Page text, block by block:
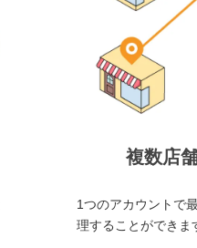
複数店
1つのアカウントで
理することができま